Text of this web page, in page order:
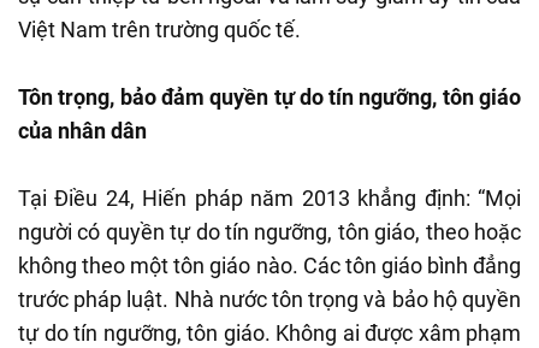
Việt Nam trên trường quốc tế.
Tôn trọng, bảo đảm quyền tự do tín ngưỡng, tôn giáo
của nhân dân
Tại Điều 24, Hiến pháp năm 2013 khẳng định: “Mọi
người có quyền tự do tín ngưỡng, tôn giáo, theo hoặc
không theo một tôn giáo nào. Các tôn giáo bình đẳng
trước pháp luật. Nhà nước tôn trọng và bảo hộ quyền
tự do tín ngưỡng, tôn giáo. Không ai được xâm phạm